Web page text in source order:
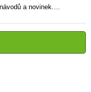
a novinek.
porozumět a využít